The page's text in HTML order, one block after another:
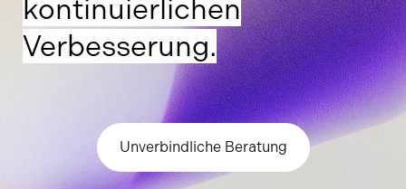
kontinuierlichen
Verbesserung.
Unverbindliche Beratung